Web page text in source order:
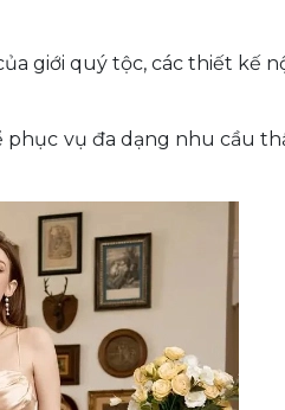
giới quý tộc, các thiết kế
vụ đa dạng nhu cầu